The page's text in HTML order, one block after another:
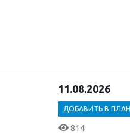
814
11.08.2026
ДОБАВИТЬ В ПЛАН